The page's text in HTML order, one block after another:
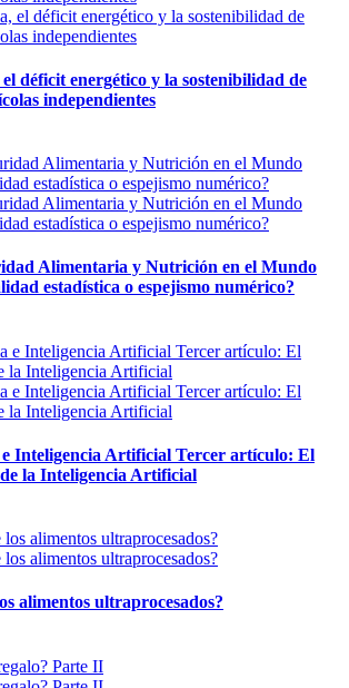
déficit energético y la sostenibilidad de
independientes
Alimentaria y Nutrición en el Mundo
estadística o espejismo numérico?
e Inteligencia Artificial Tercer artículo: El
la Inteligencia Artificial
alimentos ultraprocesados?